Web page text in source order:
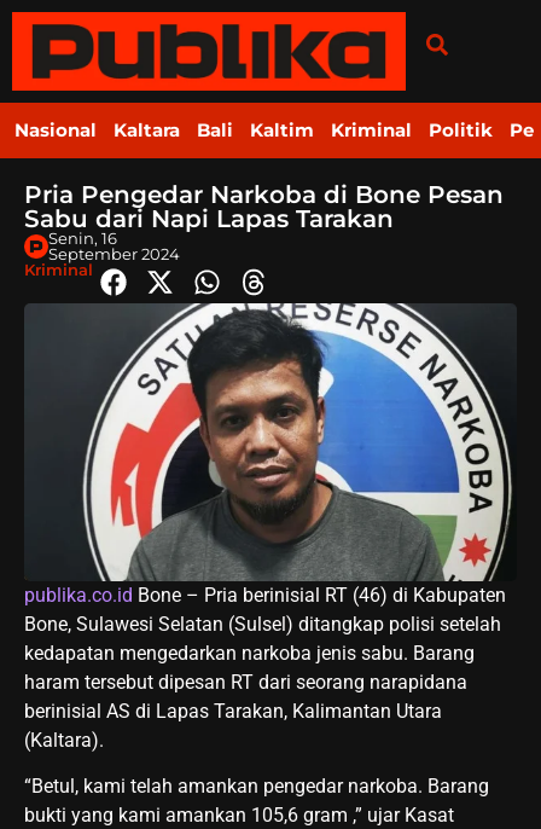
Nasional Kaltara Bali Kaltim Kriminal Politik
Pria Pengedar Narkoba di Bone Pesan
Sabu dari Napi Lapas Tarakan
Senin, 16
September 2024
Kriminal
publika.co.id Bone – Pria berinisial RT (46) di Kabupaten
Bone, Sulawesi Selatan (Sulsel) ditangkap polisi setelah
kedapatan mengedarkan narkoba jenis sabu. Barang
haram tersebut dipesan RT dari seorang narapidana
berinisial AS di Lapas Tarakan, Kalimantan Utara
(Kaltara).
“Betul, kami telah amankan pengedar narkoba. Barang
bukti yang kami amankan 105,6 gram ,” ujar Kasat